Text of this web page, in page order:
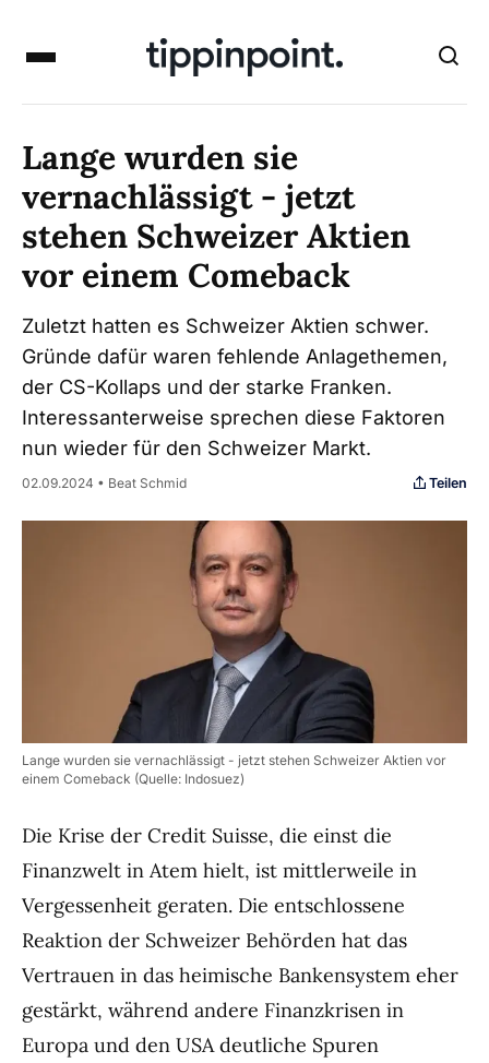
Lange wurden sie
vernachlässigt - jetzt
stehen Schweizer Aktien
vor einem Comeback
Zuletzt hatten es Schweizer Aktien schwer.
Gründe dafür waren fehlende Anlagethemen,
der CS-Kollaps und der starke Franken.
Interessanterweise sprechen diese Faktoren
nun wieder für den Schweizer Markt.
02.09.2024 • Beat Schmid Teilen
Lange wurden sie vernachlässigt - jetzt stehen Schweizer Aktien vor
einem Comeback (Quelle: Indosuez)
Die Krise der Credit Suisse, die einst die
Finanzwelt in Atem hielt, ist mittlerweile in
Vergessenheit geraten. Die entschlossene
Reaktion der Schweizer Behörden hat das
Vertrauen in das heimische Bankensystem eher
gestärkt, während andere Finanzkrisen in
Europa und den USA deutliche Spuren